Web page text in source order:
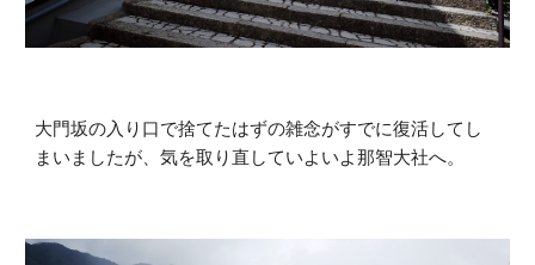
大門坂の入り口で捨てたはずの雑念がすでに復活してし
まいましたが、気を取り直していよいよ那智大社へ。